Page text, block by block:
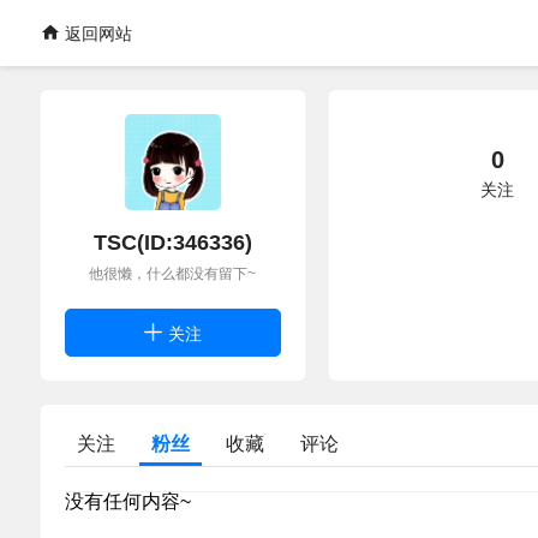
返回网站
TSC(ID:346336)
他很懒，什么都没有留下~
关注
0
关注
关注 粉丝 收藏 评论
没有任何内容~